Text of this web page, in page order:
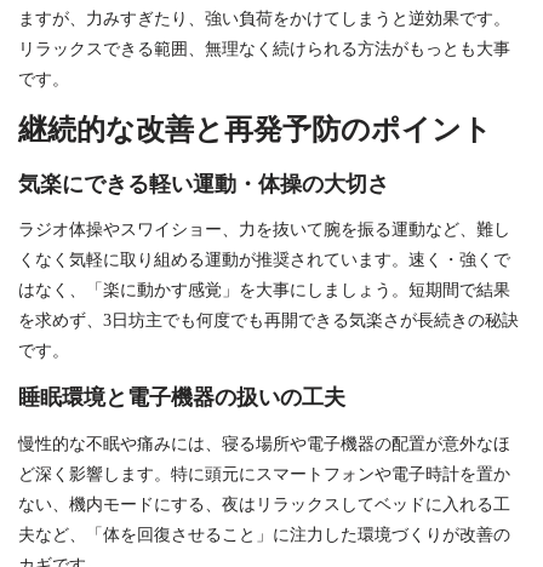
ますが、力みすぎたり、強い負荷をかけてしまうと逆効果です。
リラックスできる範囲、無理なく続けられる方法がもっとも大事
です。
継続的な改善と再発予防のポイント
気楽にできる軽い運動・体操の大切さ
ラジオ体操やスワイショー、力を抜いて腕を振る運動など、難し
くなく気軽に取り組める運動が推奨されています。速く・強くで
はなく、「楽に動かす感覚」を大事にしましょう。短期間で結果
を求めず、3日坊主でも何度でも再開できる気楽さが長続きの秘訣
です。
睡眠環境と電子機器の扱いの工夫
慢性的な不眠や痛みには、寝る場所や電子機器の配置が意外なほ
ど深く影響します。特に頭元にスマートフォンや電子時計を置か
ない、機内モードにする、夜はリラックスしてベッドに入れる工
夫など、「体を回復させること」に注力した環境づくりが改善の